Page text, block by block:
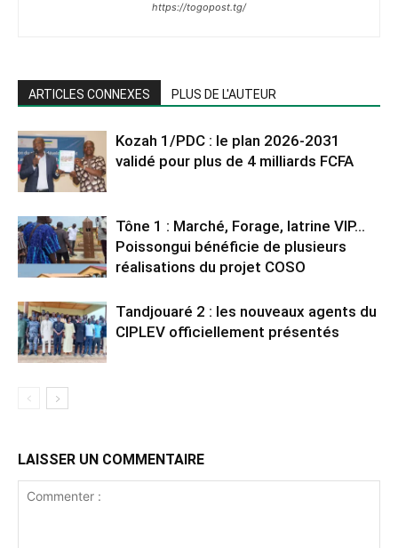
https://togopost.tg/
ARTICLES CONNEXES PLUS DE L'AUTEUR
Kozah 1/PDC : le plan 2026-2031
validé pour plus de 4 milliards FCFA
Tône 1 : Marché, Forage, latrine VIP…
Poissongui bénéficie de plusieurs
réalisations du projet COSO
Tandjouaré 2 : les nouveaux agents du
CIPLEV officiellement présentés
LAISSER UN COMMENTAIRE